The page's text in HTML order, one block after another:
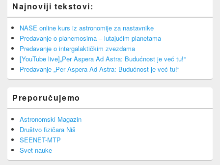
Najnoviji tekstovi:
NASE online kurs iz astronomije za nastavnike
Predavanje o planemosima – lutajućim planetama
Predavanje o intergalaktičkim zvezdama
[YouTube live]„Per Aspera Ad Astra: Budućnost je već tu!“
Predavanje „Per Aspera Ad Astra: Budućnost je već tu!“
Preporučujemo
Astronomski Magazin
Društvo fizičara Niš
SEENET-MTP
Svet nauke